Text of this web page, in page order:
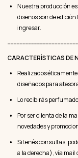
Nuestra producción
diseños son de
ingresar.
CARACTERÍSTICAS DE
Realizados
diseñados para
Lo recibirás
Por ser clienta de la
novedades y
Si tenés consultas,
a la derecha), vía mail